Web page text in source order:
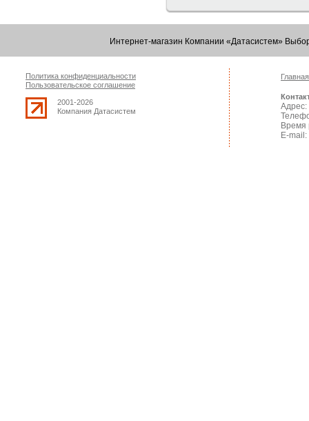
Интернет-магазин Компании «Датасистем»
Политика конфиденциальности
Пользовательское соглашение
2001-2026
Компания Датасистем
Главная
Адрес:
Время
E-